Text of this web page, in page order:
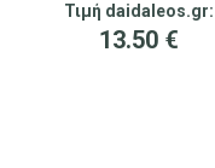
Τιμή daidaleos.gr:
13.50 €